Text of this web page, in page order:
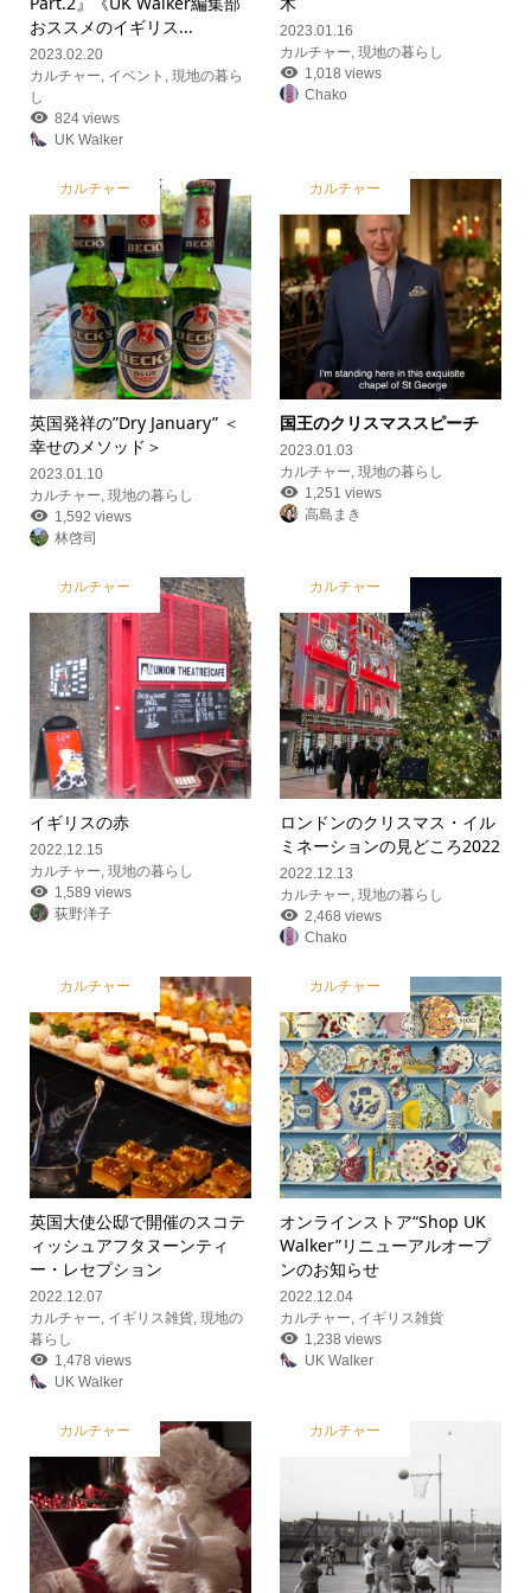
おススメのイギリス...
2023.02.20
カルチャー イベント
現地の暮ら
し
824 views
UK Walker
2023.01.16
カルチャー ,現地の暮らし
1,018 views
Chako
カルチャー
英国発祥の”Dry January” ＜
幸せのメソッド＞
2023.01.10
カルチャー, 現地の暮らし
1,592 views
林啓司
カルチャー
国王のクリスマススピーチ
2023.01.03
カルチャー,現地の暮らし
1,251 views
高島まき
カルチャー
イギリスの赤
2022.12.15
カルチャー, 現地の暮らし
1,589 views
荻野洋子
カルチャー
ロンドンのクリスマス・イル
ミネーションの見どころ2022
2022.12.13
カルチャー,現地の暮らし
2,468 views
Chako
カルチャー
英国大使公邸で開催のスコテ
ィッシュアフタヌーンティ
ー・レセプション
2022.12.07
カルチャー イギリス雑貨, 現地の
暮らし
1,478 views
UK Walker
カルチャー
オンラインストア“Shop UK
Walker”リニューアルオープ
ンのお知らせ
2022.12.04
カルチャー イギリス雑貨
1,238 views
UK Walker
カルチャー カルチャー